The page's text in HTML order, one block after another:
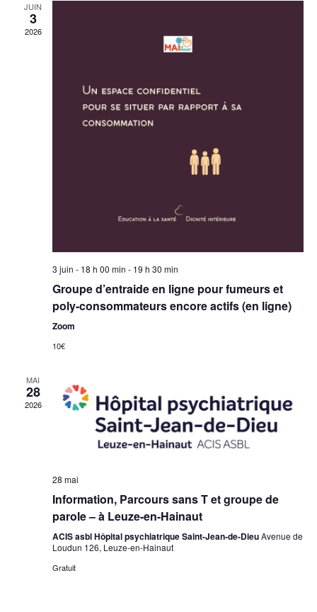
JUIN
3
2026
3 juin - 18 h 00 min - 19 h 30 min
Groupe d’entraide en ligne pour fumeurs et
poly-consommateurs encore actifs (en ligne)
Zoom
10€
MAI
28
2026
28 mai
Information, Parcours sans T et groupe de
parole – à Leuze-en-Hainaut
ACIS asbl Hôpital psychiatrique Saint-Jean-de-DieuAvenue de
Loudun 126, Leuze-en-Hainaut
Gratuit